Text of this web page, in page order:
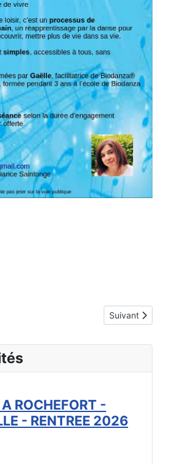
Antoine Article suivant
Suivant
ROCHEFORT -
- RENTREE 2026